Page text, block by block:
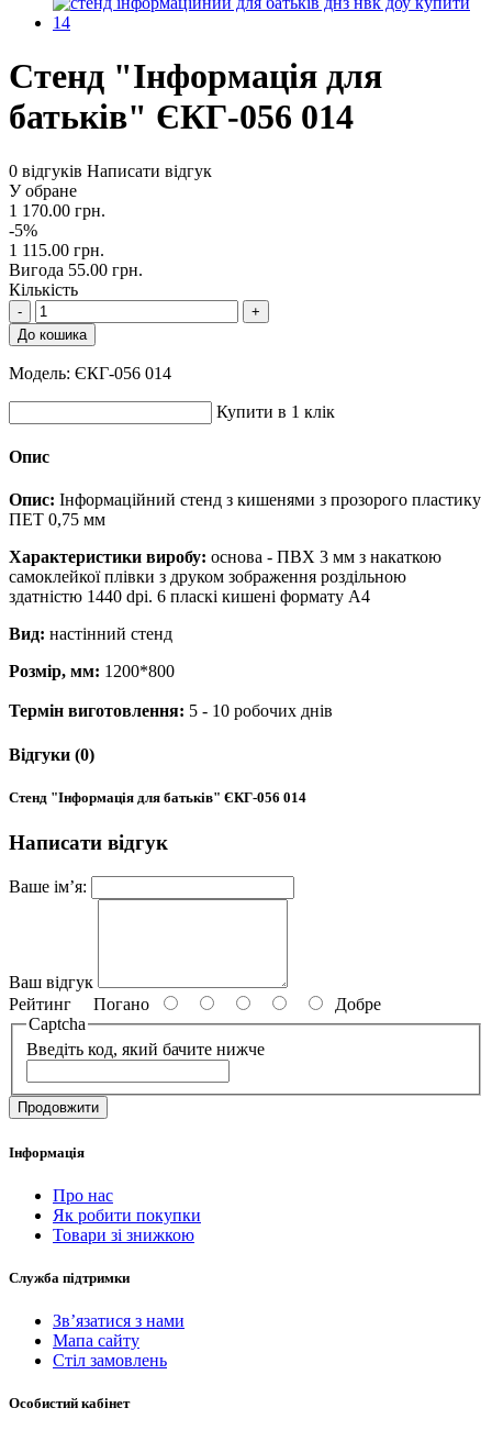
Стенд "Інформація для
батьків" ЄКГ-056 014
0 відгуків Написати відгук
У обране
1 170.00 грн.
-5%
1 115.00 грн.
Вигода 55.00 грн.
Кількість
-
+
До кошика
Модель: ЄКГ-056 014
Купити в 1 клік
Опис
Опис: Інформаційний стенд з кишенями з прозорого пластику
ПЕТ 0,75 мм
Характеристики виробу: основа - ПВХ 3 мм з накаткою
самоклейкої плівки з друком зображення роздільною
здатністю 1440 dpi. 6 пласкі кишені формату А4
Вид: настінний стенд
Розмір, мм: 1200*800
Термін виготовлення: 5 - 10 робочих днів
Відгуки (0)
Стенд "Інформація для батьків" ЄКГ-056 014
Написати відгук
Ваше ім’я:
Ваш відгук
Рейтинг Погано
Добре
Captcha
Введіть код, який бачите нижче
Продовжити
Інформація
Про нас
Як робити покупки
Товари зі знижкою
Служба підтримки
Зв’язатися з нами
Мапа сайту
Стіл замовлень
Особистий кабінет